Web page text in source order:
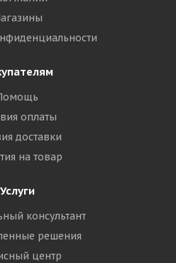
оплаты
доставки
на товар
Услуги
консультант
решения
центр